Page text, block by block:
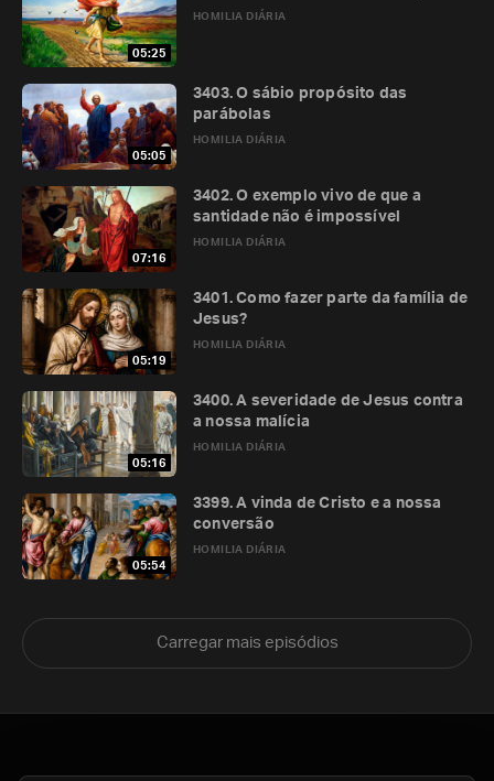
05:25
HOMILIA DIÁRIA
05:05
HOMILIA DIÁRIA
3403. O sábio propósito das
parábolas
07:16
HOMILIA DIÁRIA
3402. O exemplo vivo de que a
santidade não é impossível
05:19
HOMILIA DIÁRIA
3401. Como fazer parte da família de
Jesus?
05:16
HOMILIA DIÁRIA
3400. A severidade de Jesus contra
a nossa malícia
05:54
HOMILIA DIÁRIA
3399. A vinda de Cristo e a nossa
conversão
Carregar mais episódios